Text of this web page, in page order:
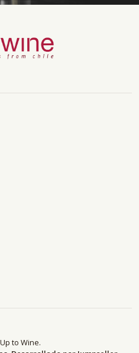
to Wine.